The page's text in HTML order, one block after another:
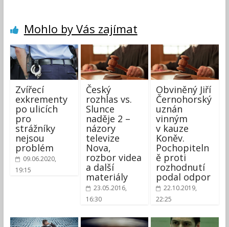
Mohlo by Vás zajímat
Zvířecí
exkrementy
po ulicích
pro
strážníky
nejsou
problém
09.06.2020,
19:15
Český
rozhlas vs.
Slunce
naděje 2 –
názory
televize
Nova,
rozbor videa
a další
materiály
23.05.2016,
16:30
Obviněný Jiří
Černohorský
uznán
vinným
v kauze
Koněv.
Pochopiteln
ě proti
rozhodnutí
podal odpor
22.10.2019,
22:25